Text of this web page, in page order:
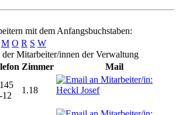
mit dem Anfangsbuchstaben:
M O R S W
der Mitarbeiter/innen der Verwaltung
Zimmer
Mail
12
1.18